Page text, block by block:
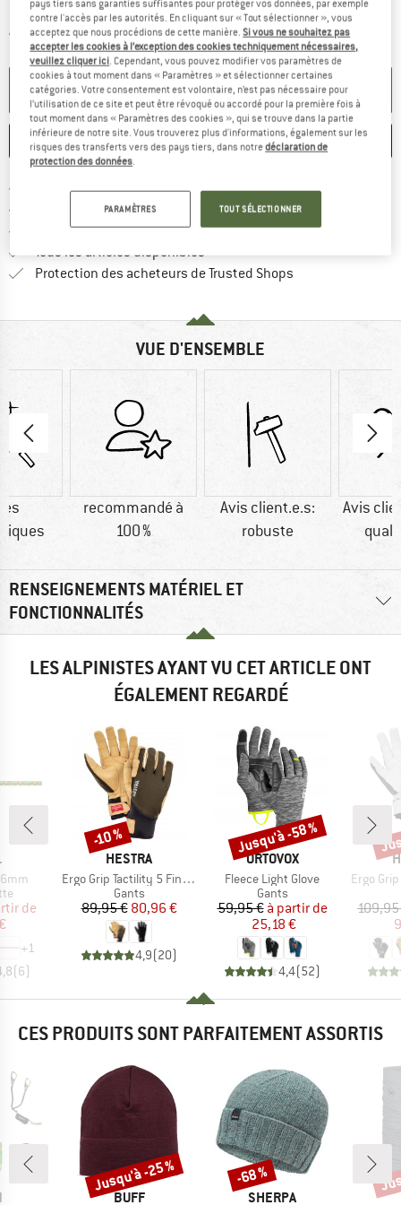
Article momentanément épuisé;Le lien s'ouvre dans une boîte
PARAMÉTRER ALERTE
ENREGISTRER COMPARER
Livraison gratuite dès 69 € (FR)Trouve les infos sur la
Droit de retour de 100 jours
Trouve les informations de
> 4 000 000 clients satisfaits
Tous les articles disponibles
Protection des acheteurs de Trusted Shops
VUE D'ENSEMBLE
recommandé à
100 %
Avis client.e.s:
robuste
Avis
RENSEIGNEMENTS MATÉRIEL ET
FONCTIONNALITÉS
LES ALPINISTES AYANT VU CET ARTICLE ONT
ÉGALEMENT REGARDÉ
réduit
de
+1
(6)
MARQUE
HESTRA
Article
Ergo Grip Tactility 5 Finger
Product group
Gants
Prix
89,95 €Prix réduit
80,96 €
4,9(20)
Remise
-10 %
MARQUE
ORTOVOX
Article
Fleece Light Glove
Product group
Gants
Prix
59,95 € Prix réduit
à partir de
25,18 €
4,4(52)
Remise
Jusqu'à -58 %
Article
Ergo
CES PRODUITS SONT PARFAITEMENT ASSORTIS
MARQUE
BUFF
Remise
Jusqu'à -25 %
MARQUE
SHERPA
Remise
-68 %
pays tiers sans garanties suffisantes pour protéger vos données, par exemple
contre l'accès par les autorités. En cliquant sur « Tout sélectionner », vous
acceptez que nous procédions de cette manière.Si vous ne souhaitez pas
accepter les cookies à l’exception des cookies techniquement nécessaires,
veuillez cliquer ici. Cependant, vous pouvez modifier vos paramètres de
cookies à tout moment dans « Paramètres » et sélectionner certaines
catégories. Votre consentement est volontaire, n’est pas nécessaire pour
l’utilisation de ce site et peut être révoqué ou accordé pour la première fois à
tout moment dans « Paramètres des cookies », qui se trouve dans la partie
inférieure de notre site. Vous trouverez plus d'informations, également sur les
risques des transferts vers des pays tiers, dans notredéclaration de
protection des données.
PARAMÈTRES TOUT SÉLECTIONNER